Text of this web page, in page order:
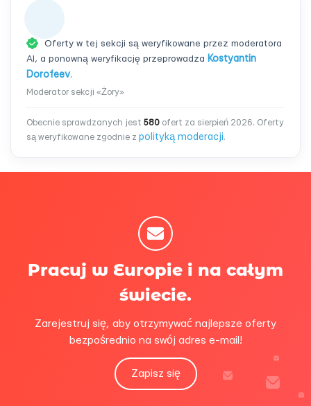
Oferty w tej sekcji są weryfikowane przez moderatora
AI, a ponowną weryfikację przeprowadza Kostyantin
Dorofeev.
Moderator sekcji «Żory»
Obecnie sprawdzanych jest 580 ofert za sierpień 2026. Oferty
są weryfikowane zgodnie z polityką moderacji.
Pracuj w Europie i na całym
świecie.
Zarejestruj się, aby otrzymywać najlepsze oferty
bezpośrednio na swój adres e-mail!
Zapisz się